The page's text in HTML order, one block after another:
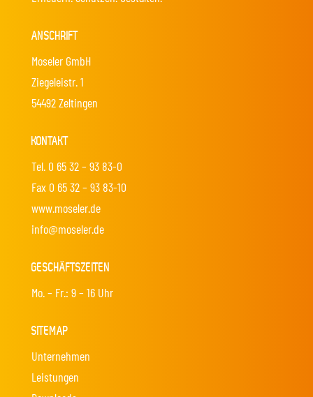
ANSCHRIFT
Moseler GmbH
Ziegeleistr. 1
54492 Zeltingen
KONTAKT
Tel. 0 65 32 – 93 83-0
Fax 0 65 32 – 93 83-10
www.moseler.de
info@moseler.de
GESCHÄFTSZEITEN
Mo. – Fr.: 9 – 16 Uhr
SITEMAP
Unternehmen
Leistungen